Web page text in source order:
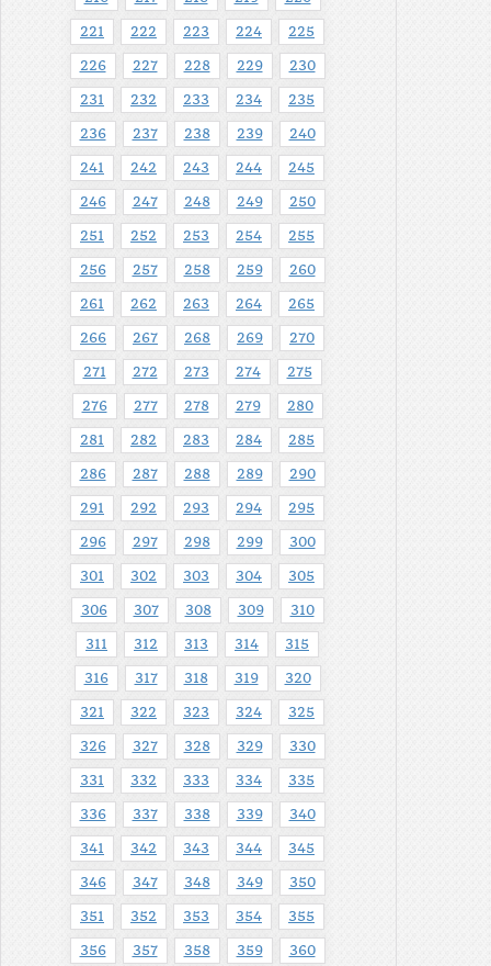
221 222 223 224 225
226 227 228 229 230
231 232 233 234 235
236 237 238 239 240
241 242 243 244 245
246 247 248 249 250
251 252 253 254 255
256 257 258 259 260
261 262 263 264 265
266 267 268 269 270
271 272 273 274 275
276 277 278 279 280
281 282 283 284 285
286 287 288 289 290
291 292 293 294 295
296 297 298 299 300
301 302 303 304 305
306 307 308 309 310
311 312 313 314 315
316 317 318 319 320
321 322 323 324 325
326 327 328 329 330
331 332 333 334 335
336 337 338 339 340
341 342 343 344 345
346 347 348 349 350
351 352 353 354 355
356 357 358 359 360